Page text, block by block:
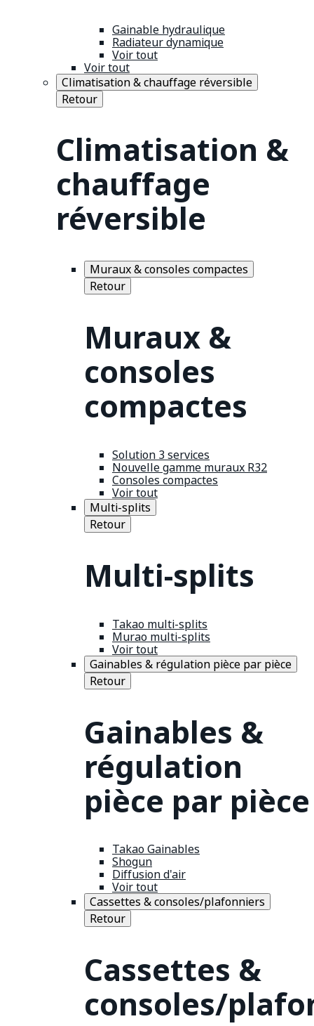
Gainable hydraulique
Radiateur dynamique
Voir tout
Voir tout
Climatisation & chauffage réversible
Retour
Climatisation &
chauffage
réversible
Muraux & consoles compactes
Retour
Muraux &
consoles
compactes
Solution 3 services
Nouvelle gamme muraux R32
Consoles compactes
Voir tout
Multi-splits
Retour
Multi-splits
Takao multi-splits
Murao multi-splits
Voir tout
Gainables & régulation pièce par pièce
Retour
Gainables &
régulation
pièce par pièce
Takao Gainables
Shogun
Diffusion d'air
Voir tout
Cassettes & consoles/plafonniers
Retour
Cassettes &
consoles/